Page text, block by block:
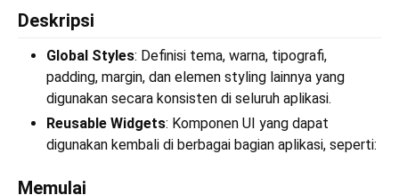
Deskripsi
Global Styles: Definisi tema, warna, tipografi,
padding, margin, dan elemen styling lainnya yang
digunakan secara konsisten di seluruh aplikasi.
Reusable Widgets: Komponen UI yang dapat
digunakan kembali di berbagai bagian aplikasi, seperti:
Memulai